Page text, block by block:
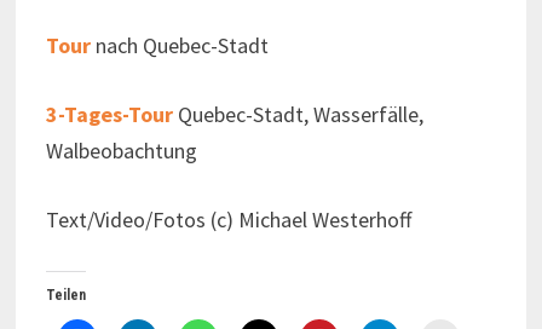
Tournach Quebec-Stadt
3-Tages-TourQuebec-Stadt, Wasserfälle,
Walbeobachtung
Text/Video/Fotos (c) Michael Westerhoff
Teilen